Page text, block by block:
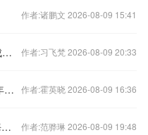
作者:诸鹏文 2026-08-09 15:41
6G商用时间明确了！2G、3G退网成必然 老用户怎么办？ 作者:习飞梵 2026-08-09 20:33
2023年中央经济工作会议，定调明年经济工作 作者:霍英晓 2026-08-09 16:36
中方在联大严正回应有关国家涉南海问题错误言论 作者:范骅琳 2026-08-09 19:48